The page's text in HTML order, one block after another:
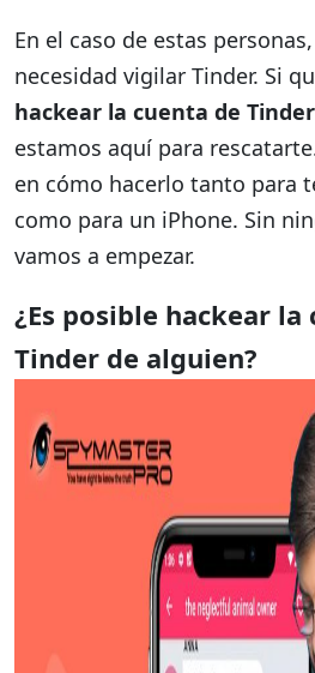
En el caso de estas
necesidad vigilar Tinder. Si
hackear la cuenta de
estamos aquí para
en cómo hacerlo tanto para
como para un iPhone. Sin
vamos a empezar.
¿Es posible hackear la
Tinder de alguien?